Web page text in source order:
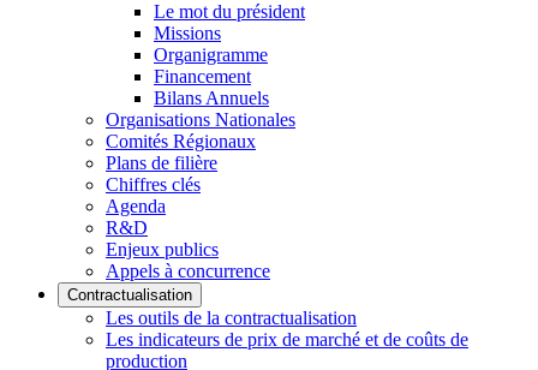
Le mot du président
Missions
Organigramme
Financement
Bilans Annuels
Organisations Nationales
Comités Régionaux
Plans de filière
Chiffres clés
Agenda
R&D
Enjeux publics
Appels à concurrence
Contractualisation
Les outils de la contractualisation
Les indicateurs de prix de marché et de coûts de
production